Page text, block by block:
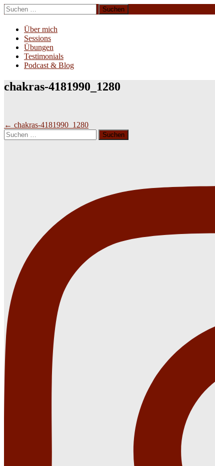
Zum
Inhalt
springen
Suchen
nach:
Über mich
Sessions
Übungen
Testimonials
Podcast & Blog
chakras-4181990_1280
Beitragsnavigation
← chakras-4181990_1280
Suchen
nach: